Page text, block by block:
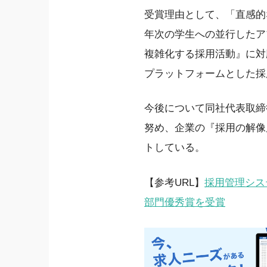
受賞理由として、「直感
年次の学生への並行した
複雑化する採用活動』に
プラットフォームとした
今後について同社代表取
努め、企業の『採用の解
トしている。
【参考URL】 採用管理シ
部門優秀賞を受賞